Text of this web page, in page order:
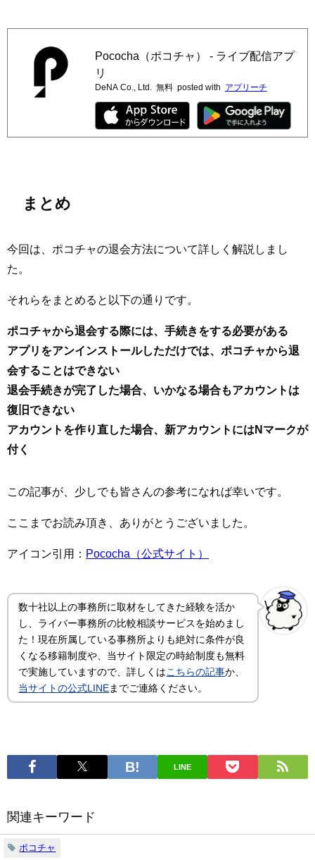
Pococha（ポコチャ） - ライブ配信アプ
リ
DeNA Co., Ltd. 無料 posted with アプリーチ
まとめ
今回は、ポコチャの退会方法について詳しく解説しまし
た。
それらをまとめると以下の通りです。
ポコチャから退会する際には、手続きをする必要がある
アプリをアンインストールしただけでは、ポコチャから退
会することはできない
退会手続きが完了した場合、いかなる場合もアカウントは
復旧できない
アカウントを作り直した場合、新アカウントにはNマークが
付く
この記事が、少しでも皆さんの参考になれば幸いです。
ここまでお読み頂き、ありがとうございました。
アイコン引用： Pococha（公式サイト）
数十社以上の事務所に取材をしてきた経験を活か
し、ライバー事務所の比較相談サービスを始めまし
た！現在所属している事務所よりも絶対に条件が良
くなる移籍制度や、当サイト限定の時給制度も無料
で実施していますので、詳しくは こちらの記事か、
当サイトの公式LINE までご連絡ください。
LINE
関連キーワード
ポコチャ